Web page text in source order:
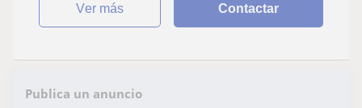
ver más Contactar
Publica un anuncio